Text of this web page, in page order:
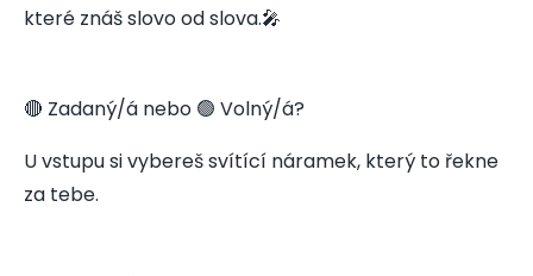
které znáš slovo od slova.🎤
🔴 Zadaný/á nebo 🟢 Volný/á?
U vstupu si vybereš svítící náramek, který to řekne
za tebe.